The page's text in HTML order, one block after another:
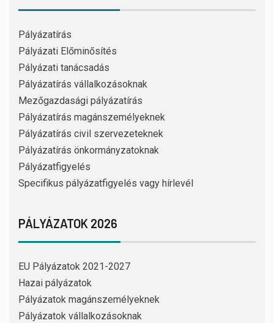
Pályázatírás
Pályázati Előminősítés
Pályázati tanácsadás
Pályázatírás vállalkozásoknak
Mezőgazdasági pályázatírás
Pályázatírás magánszemélyeknek
Pályázatírás civil szervezeteknek
Pályázatírás önkormányzatoknak
Pályázatfigyelés
Specifikus pályázatfigyelés vagy hírlevél
PÁLYÁZATOK 2026
EU Pályázatok 2021-2027
Hazai pályázatok
Pályázatok magánszemélyeknek
Pályázatok vállalkozásoknak